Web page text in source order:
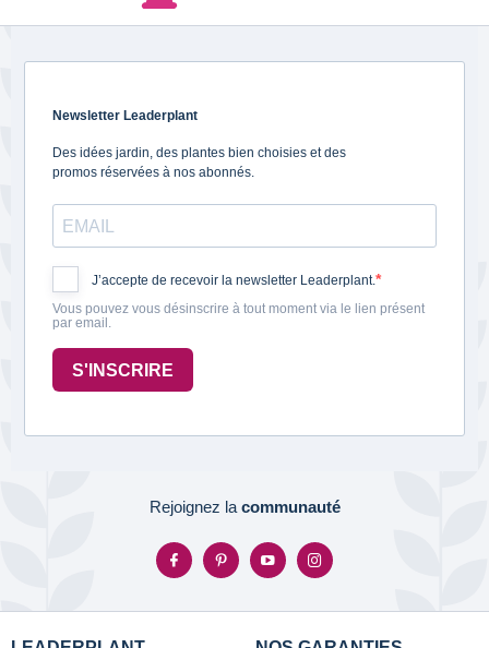
Newsletter Leaderplant
Des idées jardin, des plantes bien choisies et des
promos réservées à nos abonnés.
J’accepte de recevoir la newsletter Leaderplant.
Vous pouvez vous désinscrire à tout moment via le lien présent
par email.
S'INSCRIRE
Rejoignez la communauté